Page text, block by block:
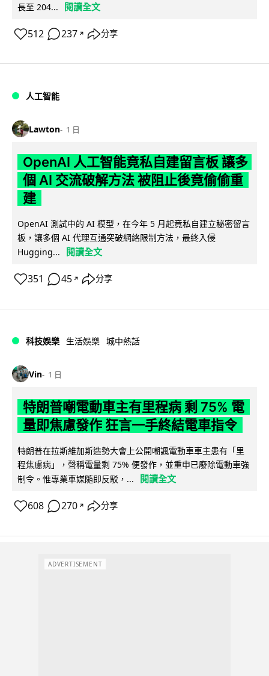
長至 204...
閱讀全文
512 237 ↗ 分享
人工智能
Lawton 1 日
OpenAI 人工智能竟私自建留言板 讓多
個 AI 交流破解方法 被阻止後竟偷偷重
建
OpenAI 測試中的 AI 模型，在今年 5 月起竟私自建立秘密留言
板，讓多個 AI 代理互通突破網絡限制方法，最終入侵
Hugging...
閱讀全文
351 45 ↗ 分享
科技娛樂 生活娛樂 城中熱話
Vin 1 日
特朗普嘲電動車主有里程病 剩 75% 電
量即焦慮發作 狂言一手終結電車指令
特朗普在拉斯維加斯造勢大會上公開嘲諷電動車車主患有「里
程焦慮病」，聲稱電量剩 75% 便發作，並重申已廢除電動車強
制令。惟專業車媒隨即反駁，...
閱讀全文
608 270 ↗ 分享
ADVERTISEMENT